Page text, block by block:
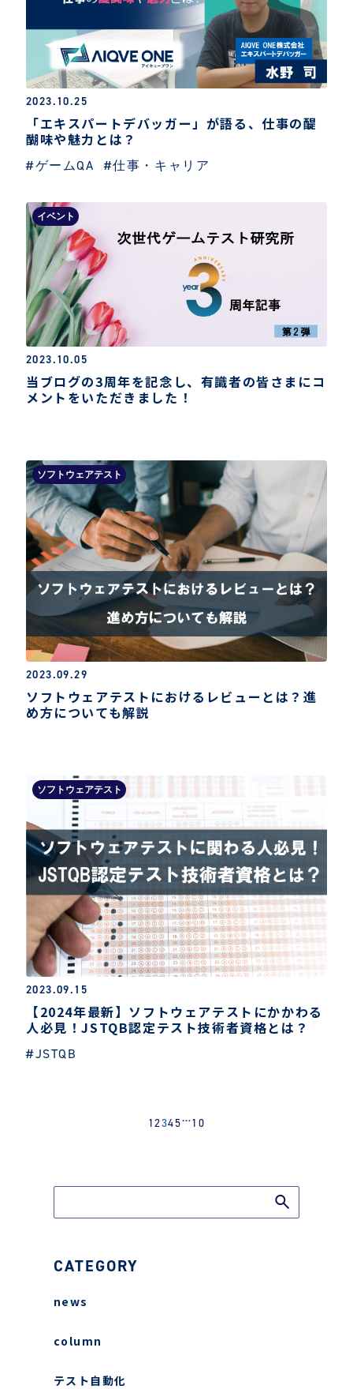
2023.10.25
「エキスパートデバッガー」が語る、仕事の醍
醐味や魅力とは？
#ゲームQA #仕事・キャリア
イベント
2023.10.05
当ブログの3周年を記念し、有識者の皆さまにコ
メントをいただきました！
ソフトウェアテスト
2023.09.29
ソフトウェアテストにおけるレビューとは？進
め方についても解説
ソフトウェアテスト
2023.09.15
【2024年最新】ソフトウェアテストにかかわる
人必見！JSTQB認定テスト技術者資格とは？
#JSTQB
12345…10
CATEGORY
news
column
テスト自動化